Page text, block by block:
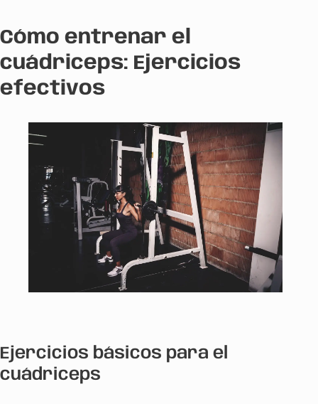
Cómo entrenar el
cuádriceps: Ejercicios
efectivos
Ejercicios básicos para el
cuádriceps